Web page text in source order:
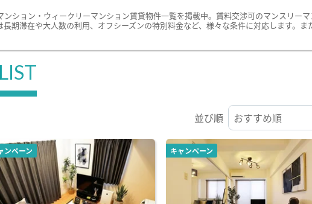
ション・ウィークリーマンション賃貸物件一覧を掲載中。賃料交渉可のマンスリー
期滞在や大人数の利用、オフシーズンの特別料金など、様々な条件に対応します。
並び順
ンペーン キャンペーン